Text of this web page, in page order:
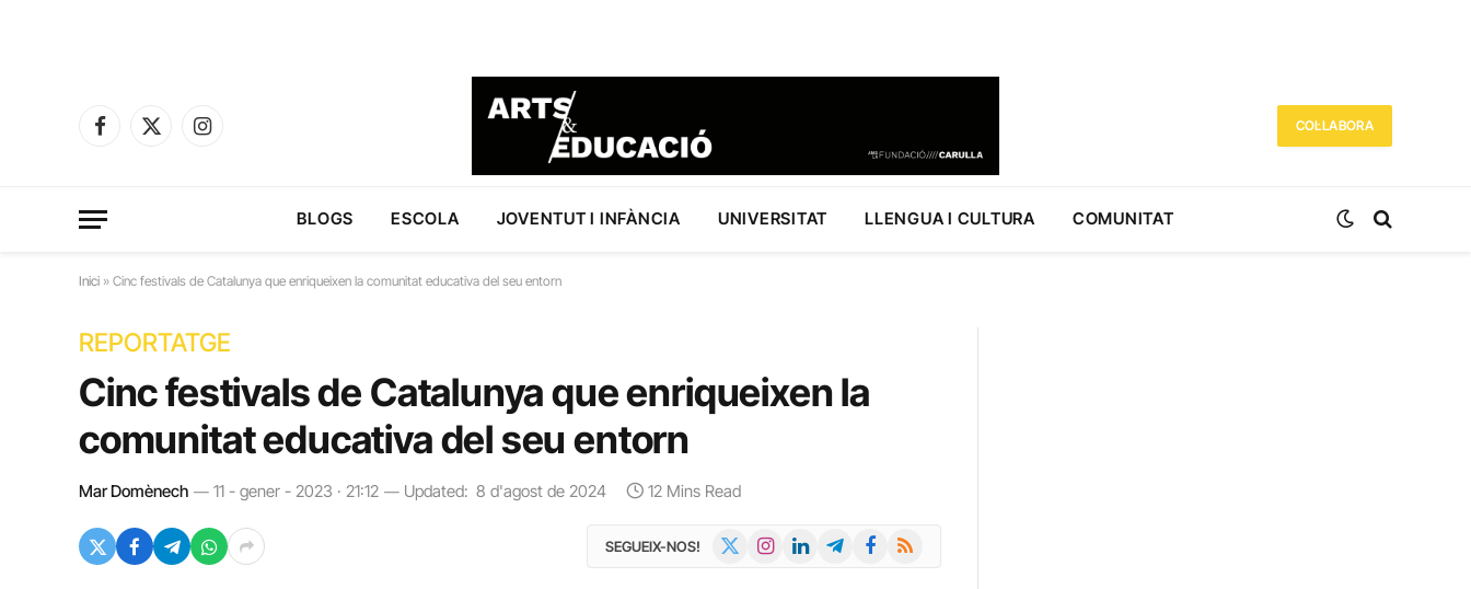
Facebook
X
Instagram
COL·LABORA
BLOGS ESCOLA JOVENTUT I INFÀNCIA UNIVERSITAT LLENGUA I CULTURA COMUNITAT
Inici » Cinc festivals de Catalunya que enriqueixen la comunitat educativa del seu entorn
REPORTATGE
Cinc festivals de Catalunya que enriqueixen la
comunitat educativa del seu entorn
Mar Domènech 11 - gener - 2023 · 21:12 Updated: 8 d'agost de 2024 12 Mins Read
SEGUEIX-NOS! InstagramLinkedInTelegramFacebook
RSS